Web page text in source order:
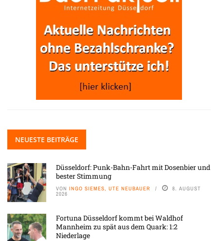
NEUESTE BEITRÄGE
Düsseldorf: Punk-Bahn-Fahrt mit Dosenbier und
bester Stimmung
VON INGO SIEMES, UTE NEUBAUER 8. AUGUST
2026
Fortuna Düsseldorf kommt bei Waldhof
Mannheim zu spät aus dem Quark: 1:2
Niederlage